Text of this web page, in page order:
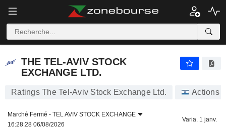
THE TEL-AVIV STOCK
EXCHANGE LTD.
Ratings The Tel-Aviv Stock Exchange Ltd. Actions
Marché Fermé - TEL AVIV STOCK EXCHANGE
16:28:28 06/08/2026
Varia. 1 janv.